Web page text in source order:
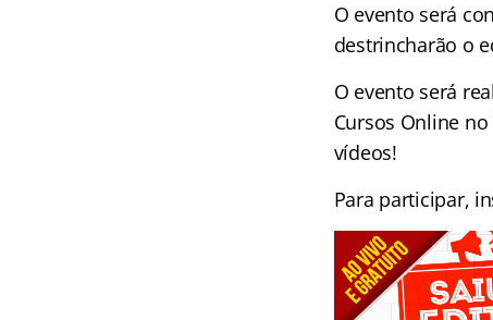
O evento será
destrincharão o
O evento será
Cursos Online
vídeos!
Para participar,